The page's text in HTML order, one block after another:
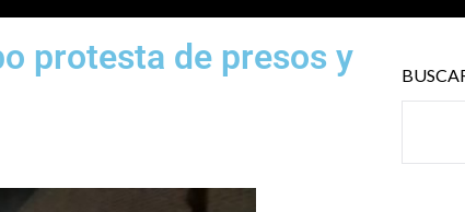
protesta de presos y